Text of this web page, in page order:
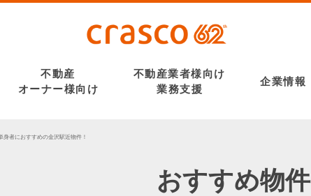
不動産
オーナー様向け
不動産業者様向け
業務支援
企業情報
身者におすすめの金沢駅近物件！
おすすめ物件